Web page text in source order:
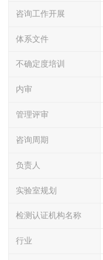
咨询工作开展
体系文件
不确定度培训
内审
管理评审
咨询周期
负责人
实验室规划
检测认证机构名称
行业